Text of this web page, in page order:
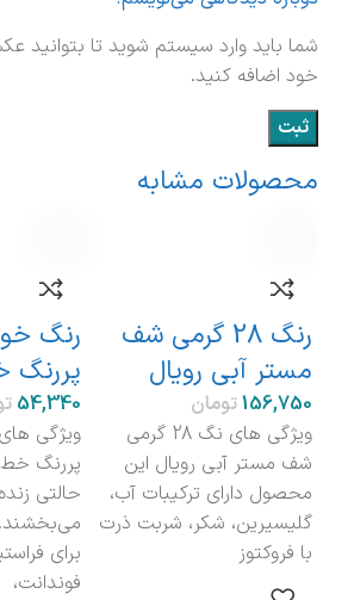
شما باید وارد سیستم شوید تا بتوانید
خود اضافه کنید.
محصولات مشابه
رنگ 28 گرمی شف
مستر آبی رویال
تومان
ویژگی های نگ 28 گرمی
شف مستر آبی رویال این
محصول دارای ترکیبات آب،
گلیسیرین، شکر، شربت ذرت
با فروکتوز
رنگ
پررنگ
ویژگی
پررنگ خط
حالتی
برای
فوندانت،